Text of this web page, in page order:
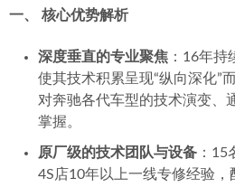
一、 核心优势解析
深度垂直的专业聚焦 ：16年持
使其技术积累呈现“纵向深化”
对奔驰各代车型的技术演变、
掌握。
原厂级的技术团队与设备 ：
4S店10年以上一线专修经验，